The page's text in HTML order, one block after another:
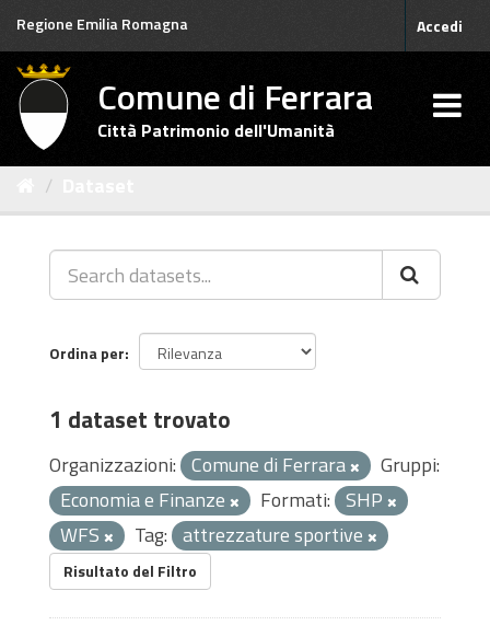
Salta
contenuto
Regione Emilia Romagna Accedi
Comune di Ferrara
Città Patrimonio dell'Umanità
Ordina per
1 dataset trovato
Organizzazioni: Comune di Ferrara
Gruppi:
Economia e Finanze
Formati: SHP
WFS
Tag: attrezzature sportive
Risultato del Filtro